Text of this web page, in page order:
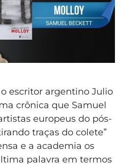
escritor argentino Julio
crônica que Samuel
europeus do pós-
traças do colete”
e a academia os
palavra em termos